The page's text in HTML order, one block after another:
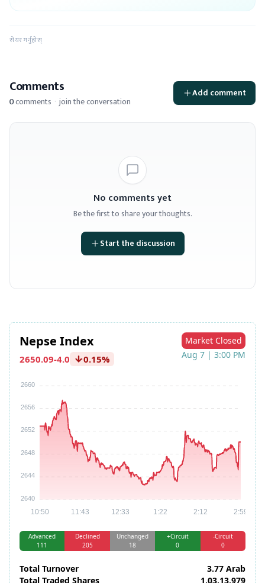
सेयर गर्नुहोस्
Comments
0comments · join the conversation
Add comment
No comments yet
Be the first to share your thoughts.
Start the discussion